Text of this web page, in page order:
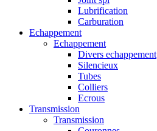
Lubrification
Carburation
Echappement
Echappement
Divers echappement
Silencieux
Tubes
Colliers
Ecrous
Transmission
Transmission